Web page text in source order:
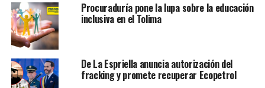
Procuraduría pone la lupa sobre la educación
inclusiva en el Tolima
De La Espriella anuncia autorización del
fracking y promete recuperar Ecopetrol